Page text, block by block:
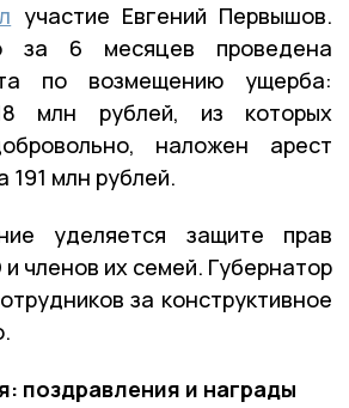
участие Евгений Первышов.
за 6 месяцев проведена
по возмещению ущерба:
млн рублей, из которых
наложен арест
191 млн рублей.
уделяется защите прав
членов их семей. Губернатор
за конструктивное
поздравления и награды